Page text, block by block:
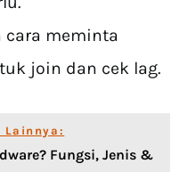
cara meminta
join dan cek lag.
Lainnya:
Fungsi, Jenis &